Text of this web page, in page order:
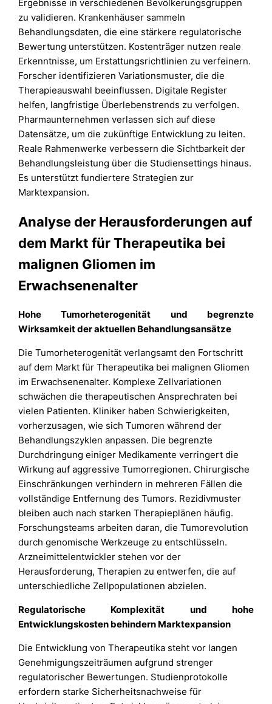
Ergebnisse in verschiedenen Bevölkerungsgruppen
zu validieren. Krankenhäuser sammeln
Behandlungsdaten, die eine stärkere regulatorische
Bewertung unterstützen. Kostenträger nutzen reale
Erkenntnisse, um Erstattungsrichtlinien zu verfeinern.
Forscher identifizieren Variationsmuster, die die
Therapieauswahl beeinflussen. Digitale Register
helfen, langfristige Überlebenstrends zu verfolgen.
Pharmaunternehmen verlassen sich auf diese
Datensätze, um die zukünftige Entwicklung zu leiten.
Reale Rahmenwerke verbessern die Sichtbarkeit der
Behandlungsleistung über die Studiensettings hinaus.
Es unterstützt fundiertere Strategien zur
Marktexpansion.
Analyse der Herausforderungen auf
dem Markt für Therapeutika bei
malignen Gliomen im
Erwachsenenalter
Hohe Tumorheterogenität und begrenzte
Wirksamkeit der aktuellen Behandlungsansätze
Die Tumorheterogenität verlangsamt den Fortschritt
auf dem Markt für Therapeutika bei malignen Gliomen
im Erwachsenenalter. Komplexe Zellvariationen
schwächen die therapeutischen Ansprechraten bei
vielen Patienten. Kliniker haben Schwierigkeiten,
vorherzusagen, wie sich Tumoren während der
Behandlungszyklen anpassen. Die begrenzte
Durchdringung einiger Medikamente verringert die
Wirkung auf aggressive Tumorregionen. Chirurgische
Einschränkungen verhindern in mehreren Fällen die
vollständige Entfernung des Tumors. Rezidivmuster
bleiben auch nach starken Therapieplänen häufig.
Forschungsteams arbeiten daran, die Tumorevolution
durch genomische Werkzeuge zu entschlüsseln.
Arzneimittelentwickler stehen vor der
Herausforderung, Therapien zu entwerfen, die auf
unterschiedliche Zellpopulationen abzielen.
Regulatorische Komplexität und hohe
Entwicklungskosten behindern Marktexpansion
Die Entwicklung von Therapeutika steht vor langen
Genehmigungszeiträumen aufgrund strenger
regulatorischer Bewertungen. Studienprotokolle
erfordern starke Sicherheitsnachweise für